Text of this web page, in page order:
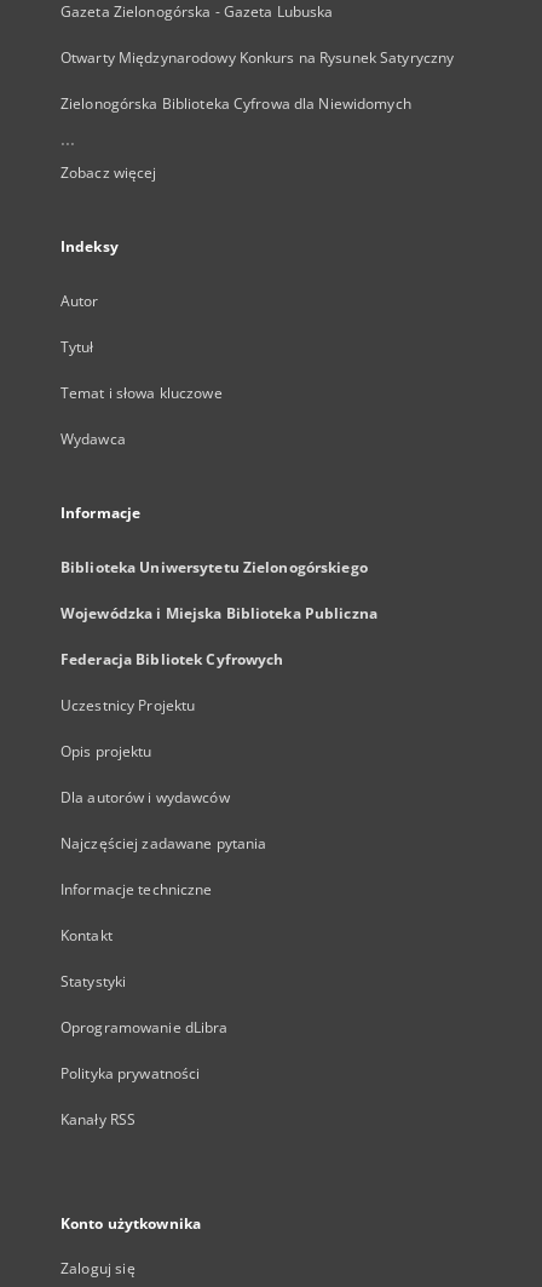
Gazeta Zielonogórska - Gazeta Lubuska
Otwarty Międzynarodowy Konkurs na Rysunek Satyryczny
Zielonogórska Biblioteka Cyfrowa dla Niewidomych
...
Zobacz więcej
Indeksy
Autor
Tytuł
Temat i słowa kluczowe
Wydawca
Informacje
Biblioteka Uniwersytetu Zielonogórskiego
Wojewódzka i Miejska Biblioteka Publiczna
Federacja Bibliotek Cyfrowych
Uczestnicy Projektu
Opis projektu
Dla autorów i wydawców
Najczęściej zadawane pytania
Informacje techniczne
Kontakt
Statystyki
Oprogramowanie dLibra
Polityka prywatności
Kanały RSS
Konto użytkownika
Zaloguj się